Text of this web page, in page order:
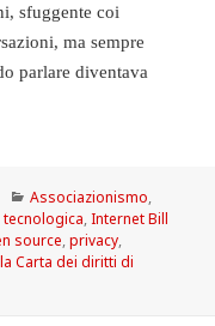
sfuggente coi
ma sempre
parlare diventava
della Carta dei diritti di
Categorie
Associazionismo,
,Internet Bill
source,privacy,
Carta dei diritti di